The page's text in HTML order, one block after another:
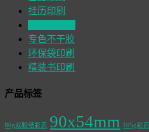
挂历印刷
专色不干胶
环保袋印刷
精装书印刷
产品标签
80g双胶纸彩页 90x54mm 105g彩页